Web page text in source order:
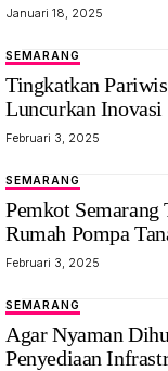
Januari 18, 2025
SEMARANG
Tingkatkan
Luncurkan Inovasi
Februari 3, 2025
SEMARANG
Pemkot Semarang
Rumah Pompa
Februari 3, 2025
SEMARANG
Agar Nyaman
Penyediaan